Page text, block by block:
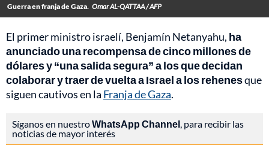
Guerra en franja de Gaza. Omar AL-QATTAA / AFP
El primer ministro israelí, Benjamín Netanyahu, ha
anunciado una recompensa de cinco millones de
dólares y “una salida segura” a los que decidan
colaborar y traer de vuelta a Israel a los rehenesque
siguen cautivos en la Franja de Gaza.
Síganos en nuestroWhatsApp Channel, para recibir las
noticias de mayor interés